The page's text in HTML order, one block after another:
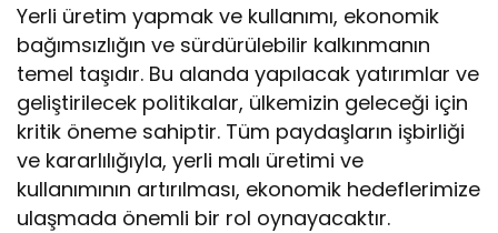
Yerli üretim yapmak ve kullanımı, ekonomik
bağımsızlığın ve sürdürülebilir kalkınmanın
temel taşıdır. Bu alanda yapılacak yatırımlar ve
geliştirilecek politikalar, ülkemizin geleceği için
kritik öneme sahiptir. Tüm paydaşların işbirliği
ve kararlılığıyla, yerli malı üretimi ve
kullanımının artırılması, ekonomik hedeflerimize
ulaşmada önemli bir rol oynayacaktır.